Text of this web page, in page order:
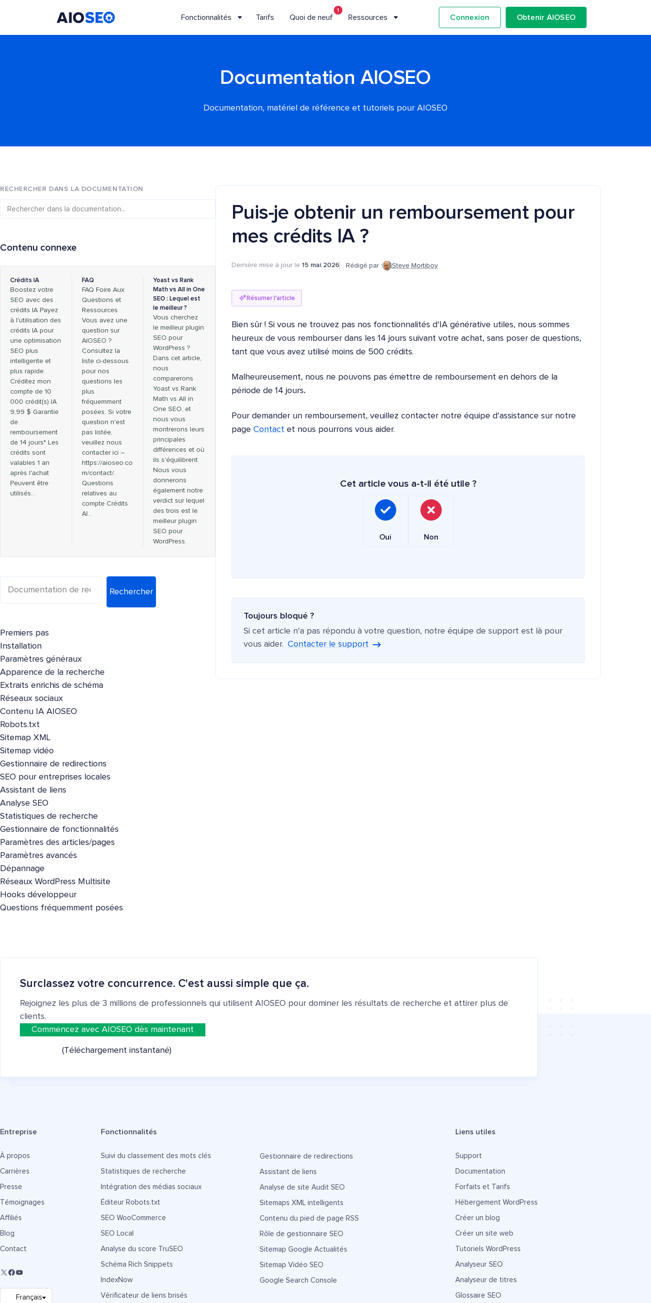
Fonctionnalités Tarifs Quoi de neuf
1
Ressources Connexion Obtenir AIOSEO
Documentation AIOSEO
Documentation, matériel de référence et tutoriels pour AIOSEO
Puis-je obtenir un remboursement pour
mes crédits IA ?
Dernière mise à jour le 15 mai 2026 Rédigé par : Steve Mortiboy
Résumer l'article
Bien sûr ! Si vous ne trouvez pas nos fonctionnalités d'IA générative utiles, nous sommes
heureux de vous rembourser dans les 14 jours suivant votre achat, sans poser de questions,
tant que vous avez utilisé moins de 500 crédits.
Malheureusement, nous ne pouvons pas émettre de remboursement en dehors de la
période de 14 jours.
Pour demander un remboursement, veuillez contacter notre équipe d'assistance sur notre
page Contact et nous pourrons vous aider.
Cet article vous a-t-il été utile ?
Oui Non
Toujours bloqué ?
Si cet article n'a pas répondu à votre question, notre équipe de support est là pour
vous aider. Contacter le support
RECHERCHER DANS LA DOCUMENTATION
Contenu connexe
Crédits IA
Boostez votre
SEO avec des
crédits IA Payez
à l'utilisation des
crédits IA pour
une optimisation
SEO plus
intelligente et
plus rapide.
Créditez mon
compte de 10
000 crédit(s) IA
9,99 $ Garantie
de
remboursement
de 14 jours* Les
crédits sont
valables 1 an
après l'achat
Peuvent être
utilisés…
FAQ
FAQ Foire Aux
Questions et
Ressources
Vous avez une
question sur
AIOSEO ?
Consultez la
liste ci-dessous
pour nos
questions les
plus
fréquemment
posées. Si votre
question n'est
pas listée,
veuillez nous
contacter ici –
https://aioseo.co
m/contact/.
Questions
relatives au
compte Crédits
AI…
Yoast vs Rank
Math vs All in One
SEO : Lequel est
le meilleur ?
Vous cherchez
le meilleur plugin
SEO pour
WordPress ?
Dans cet article,
nous
comparerons
Yoast vs Rank
Math vs All in
One SEO, et
nous vous
montrerons leurs
principales
différences et où
ils s'équilibrent.
Nous vous
donnerons
également notre
verdict sur lequel
des trois est le
meilleur plugin
SEO pour
WordPress.
Rechercher
Premiers pas
Installation
Paramètres généraux
Apparence de la recherche
Extraits enrichis de schéma
Réseaux sociaux
Contenu IA AIOSEO
Robots.txt
Sitemap XML
Sitemap vidéo
Gestionnaire de redirections
SEO pour entreprises locales
Assistant de liens
Analyse SEO
Statistiques de recherche
Gestionnaire de fonctionnalités
Paramètres des articles/pages
Paramètres avancés
Dépannage
Réseaux WordPress Multisite
Hooks développeur
Questions fréquemment posées
Surclassez votre concurrence. C'est aussi simple que ça.
Rejoignez les plus de 3 millions de professionnels qui utilisent AIOSEO pour dominer les résultats de recherche et attirer plus de
clients.
Commencez avec AIOSEO dès maintenant
(Téléchargement instantané)
Entreprise
À propos
Carrières
Presse
Témoignages
Affiliés
Blog
Contact
Fonctionnalités
Suivi du classement des mots clés
Statistiques de recherche
Intégration des médias sociaux
Éditeur Robots.txt
SEO WooCommerce
SEO Local
Analyse du score TruSEO
Schéma Rich Snippets
IndexNow
Vérificateur de liens brisés
Gestionnaire de redirections
Assistant de liens
Analyse de site Audit SEO
Sitemaps XML intelligents
Contenu du pied de page RSS
Rôle de gestionnaire SEO
Sitemap Google Actualités
Sitemap Vidéo SEO
Google Search Console
Liens utiles
Support
Documentation
Forfaits et Tarifs
Hébergement WordPress
Créer un blog
Créer un site web
Tutoriels WordPress
Analyseur SEO
Analyseur de titres
Glossaire SEO